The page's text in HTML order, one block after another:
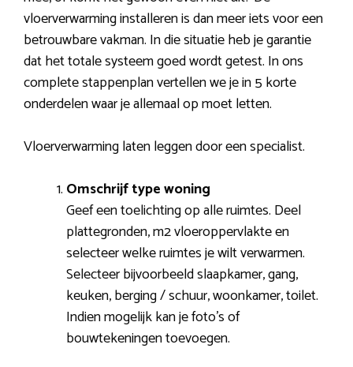
vloerverwarming installeren is dan meer iets voor een
betrouwbare vakman. In die situatie heb je garantie
dat het totale systeem goed wordt getest. In ons
complete stappenplan vertellen we je in 5 korte
onderdelen waar je allemaal op moet letten.
Vloerverwarming laten leggen door een specialist.
Omschrijf type woning
Geef een toelichting op alle ruimtes. Deel
plattegronden, m2 vloeroppervlakte en
selecteer welke ruimtes je wilt verwarmen.
Selecteer bijvoorbeeld slaapkamer, gang,
keuken, berging / schuur, woonkamer, toilet.
Indien mogelijk kan je foto’s of
bouwtekeningen toevoegen.